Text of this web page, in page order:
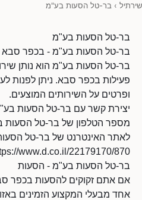
שירתיל › בר-טל הסעות בע"מ
בר-טל הסעות בע"מ
בר-טל הסעות בע"מ - בכפר
בר-טל הסעות בע"מ הוא נותן
פעילות בכפר סבא. ניתן לפנות
ופרטים על השירותים המוצעים.
יצירת קשר עם בר-טל הסעות
מספר הטלפון של בר-טל הסעות בע"מ:
לאתר האינטרנט של בר-טל
www.d.co.il/22179170/870/
בר-טל הסעות בע"מ - הסעות
אם אתם זקוקים להסעות בכפר
אחד מבעלי המקצוע הזמינים